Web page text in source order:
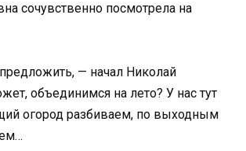
сочувственно посмотрела на
— начал Николай
объединимся на лето? У нас тут
огород разбиваем, по выходным